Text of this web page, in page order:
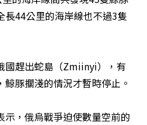
長44公里的海岸線也不過3隻
國趕出蛇島（Zmiinyi），有
豚擱淺的情況才暫時停止。
，俄烏戰爭迫使數量空前的